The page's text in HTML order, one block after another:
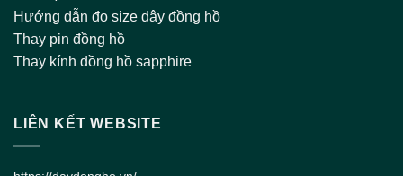
Hướng dẫn đo size dây đồng hồ
Thay pin đồng hồ
Thay kính đồng hồ sapphire
LIÊN KẾT WEBSITE